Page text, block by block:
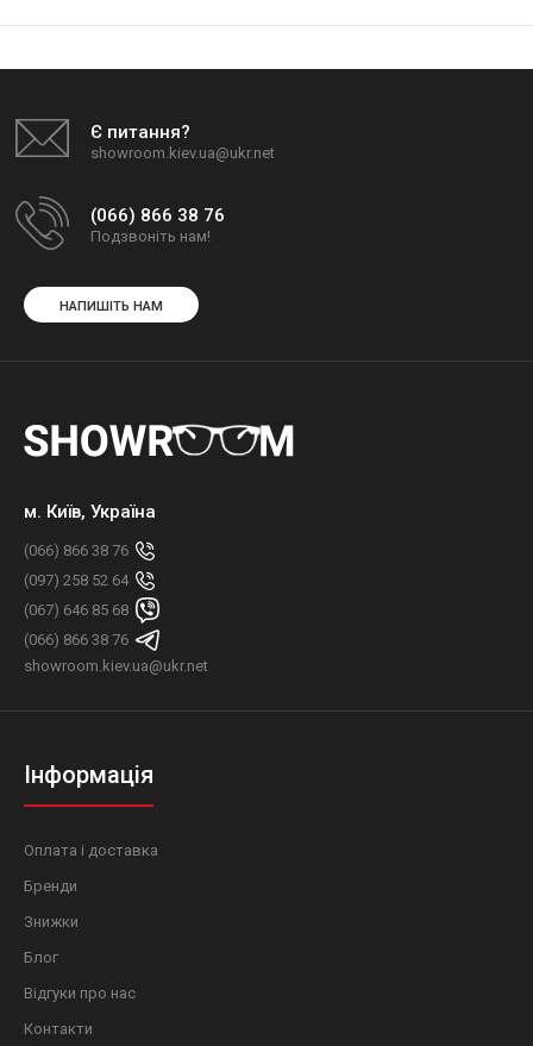
Є питання?
showroom.kiev.ua@ukr.net
(066) 866 38 76
Подзвоніть нам!
НАПИШІТЬ НАМ
м. Київ, Україна
(066) 866 38 76
(097) 258 52 64
(067) 646 85 68
(066) 866 38 76
showroom.kiev.ua@ukr.net
Інформація
Оплата і доставка
Бренди
Знижки
Блог
Відгуки про нас
Контакти